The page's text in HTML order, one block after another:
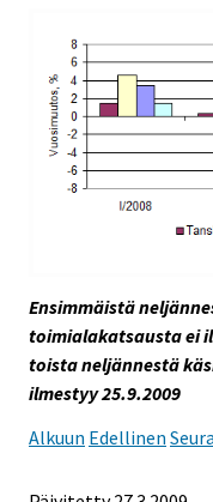
Ensimmäistä
toimialakatsausta ei
toista neljännestä
ilmestyy 25.9.2009
Alkuun Edellinen